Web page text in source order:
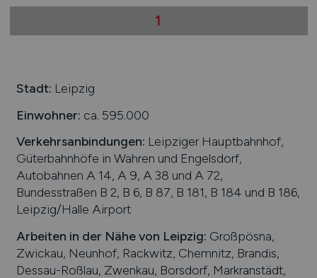
1
Stadt: Leipzig
Einwohner: ca. 595.000
Verkehrsanbindungen: Leipziger Hauptbahnhof,
Güterbahnhöfe in Wahren und Engelsdorf,
Autobahnen A 14, A 9, A 38 und A 72,
Bundesstraßen B 2, B 6, B 87, B 181, B 184 und B 186,
Leipzig/Halle Airport
Arbeiten in der Nähe von Leipzig: Großpösna,
Zwickau, Neunhof, Rackwitz, Chemnitz, Brandis,
Dessau-Roßlau, Zwenkau, Borsdorf, Markranstädt,